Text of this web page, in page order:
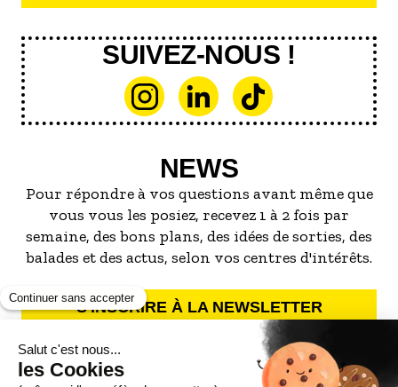
SUIVEZ-NOUS !
NEWS
Pour répondre à vos questions avant même que
vous vous les posiez, recevez 1 à 2 fois par
semaine, des bons plans, des idées de sorties, des
balades et des actus, selon vos centres d'intérêts.
S'INSCRIRE À LA NEWSLETTER